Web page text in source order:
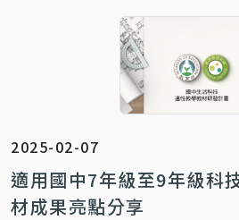
meggroup2011@gmail.com
2025-02-07
適用國中7年級至9年級科
材成果亮點分享